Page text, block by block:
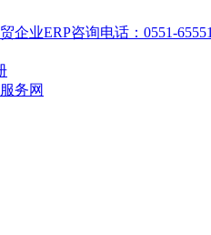
企业ERP咨询电话：0551-